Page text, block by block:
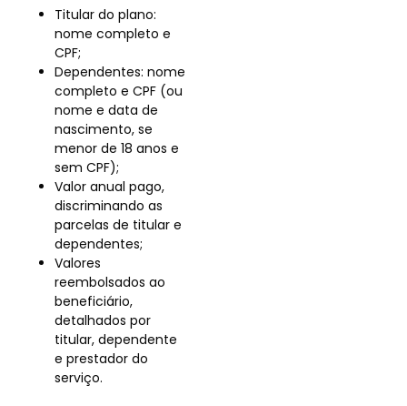
Titular do plano:
nome completo e
CPF;
Dependentes: nome
completo e CPF (ou
nome e data de
nascimento, se
menor de 18 anos e
sem CPF);
Valor anual pago,
discriminando as
parcelas de titular e
dependentes;
Valores
reembolsados ao
beneficiário,
detalhados por
titular, dependente
e prestador do
serviço.